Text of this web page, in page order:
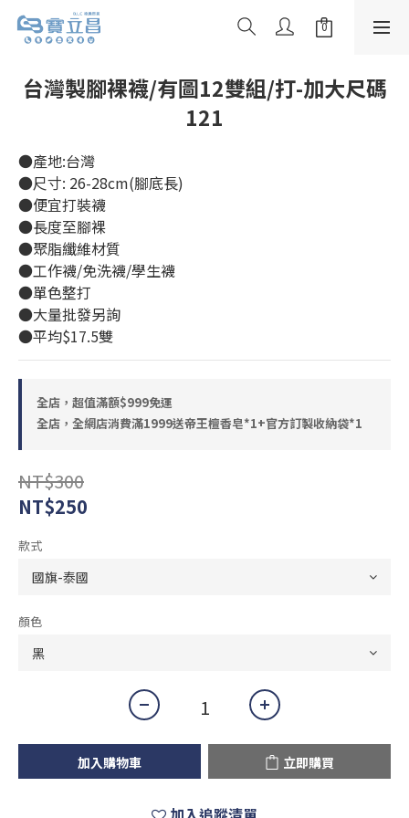
台灣製腳裸襪/有圖12雙組/打-加大尺碼
121
●產地:台灣
●尺寸: 26-28cm(腳底長)
●便宜打裝襪
●長度至腳裸
●聚脂纖維材質
●工作襪/免洗襪/學生襪
●單色整打
●大量批發另詢
●平均$17.5雙
全店，超值滿額$999免運
全店，全網店消費滿1999送帝王檀香皂*1+官方訂製收納袋*1
NT$300
NT$250
款式
顏色
加入購物車 立即購買